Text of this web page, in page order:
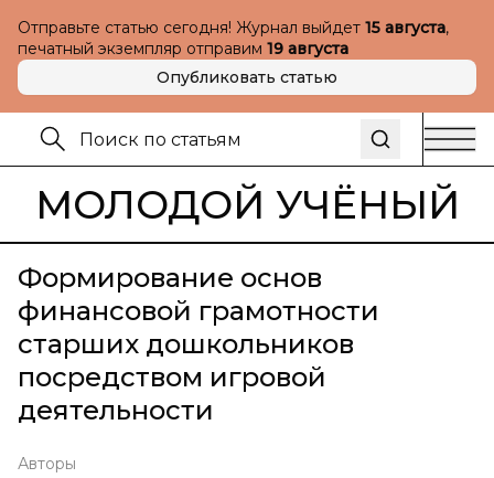
Отправьте статью сегодня! Журнал выйдет 15 августа,
печатный экземпляр отправим 19 августа
Опубликовать статью
МОЛОДОЙ УЧЁНЫЙ
Формирование основ
финансовой грамотности
старших дошкольников
посредством игровой
деятельности
Авторы